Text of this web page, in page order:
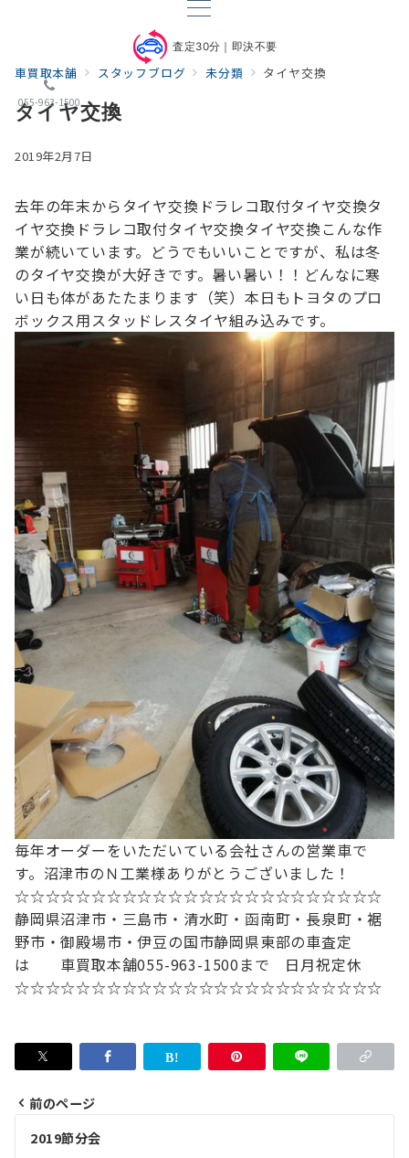
査定30分｜即決不要
055-963-1500
車買取本舗 スタッフブログ 未分類 タイヤ交換
タイヤ交換
2019年2月7日
去年の年末からタイヤ交換 ドラレコ取付タイヤ交換タ
イヤ交換 ドラレコ取付タイヤ交換タイヤ交換 こんな作
業が続いています。 どうでもいいことですが、私は冬
のタイヤ交換が大好きです。 暑い暑い！！どんなに寒
い日も体があたたまります（笑）本日もトヨタのプロ
ボックス用スタッドレスタイヤ組み込みです。
毎年オーダーをいただいている会社さんの営業車で
す。 沼津市のＮ工業様ありがとうございました！
☆☆☆☆☆☆☆☆☆☆☆☆☆☆☆☆☆☆☆☆☆☆☆☆
静岡県沼津市・三島市・清水町・函南町 ・長泉町・裾
野市・御殿場市・伊豆の国市静岡県東部の車査定
は 車買取本舗055-963-1500まで 日月祝定休
☆☆☆☆☆☆☆☆☆☆☆☆☆☆☆☆☆☆☆☆☆☆☆☆
投
前のページ
2019節分会